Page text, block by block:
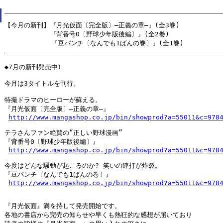
【今月の新刊】『月光仮面〔完全版〕―正義の章―』(全3巻)
『背番号0〔野球少年版後編〕』(全2巻)
『豆パンチ〔なんでも1ばんの巻〕』(全1巻)
◆7月の新刊発売中!
今月は3タイトルを刊行。
特撮ドラマのヒーローが蘇える。
『月光仮面〔完全版〕―正義の章―』
http://www.mangashop.co.jp/bin/
テラさんファン絶賛の“正しい野球漫画”
『背番号0〔野球少年版後編〕』
http://www.mangashop.co.jp/bin/
今度はどんな騒動が起こるのか? 笑いの連打が炸裂。
『豆パンチ〔なんでも1ばんの巻〕』
http://www.mangashop.co.jp/bin/
『月光仮面』満を持して発売開始です。
各地の書店から完売の知らせや早くも熱狂的な感想が届いており